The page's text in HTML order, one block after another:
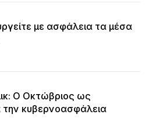
με ασφάλεια τα μέσα
Ο Οκτώβριος ως
την κυβερνοασφάλεια